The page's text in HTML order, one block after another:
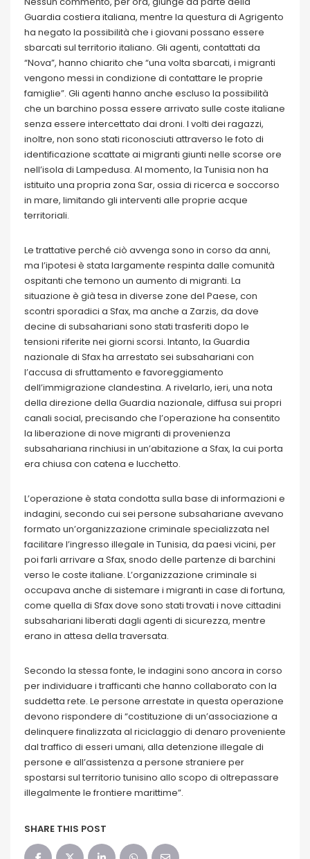
Guardia costiera italiana, mentre la questura di Agrigento
ha negato la possibilità che i giovani possano essere
sbarcati sul territorio italiano. Gli agenti, contattati da
“Nova”, hanno chiarito che “una volta sbarcati, i migranti
vengono messi in condizione di contattare le proprie
famiglie”. Gli agenti hanno anche escluso la possibilità
che un barchino possa essere arrivato sulle coste italiane
senza essere intercettato dai droni. I volti dei ragazzi,
inoltre, non sono stati riconosciuti attraverso le foto di
identificazione scattate ai migranti giunti nelle scorse ore
nell’isola di Lampedusa. Al momento, la Tunisia non ha
istituito una propria zona Sar, ossia di ricerca e soccorso
in mare, limitando gli interventi alle proprie acque
territoriali.
Le trattative perché ciò avvenga sono in corso da anni,
ma l’ipotesi è stata largamente respinta dalle comunità
ospitanti che temono un aumento di migranti. La
situazione è già tesa in diverse zone del Paese, con
scontri sporadici a Sfax, ma anche a Zarzis, da dove
decine di subsahariani sono stati trasferiti dopo le
tensioni riferite nei giorni scorsi. Intanto, la Guardia
nazionale di Sfax ha arrestato sei subsahariani con
l’accusa di sfruttamento e favoreggiamento
dell’immigrazione clandestina. A rivelarlo, ieri, una nota
della direzione della Guardia nazionale, diffusa sui propri
canali social, precisando che l’operazione ha consentito
la liberazione di nove migranti di provenienza
subsahariana rinchiusi in un’abitazione a Sfax, la cui porta
era chiusa con catena e lucchetto.
L’operazione è stata condotta sulla base di informazioni e
indagini, secondo cui sei persone subsahariane avevano
formato un’organizzazione criminale specializzata nel
facilitare l’ingresso illegale in Tunisia, da paesi vicini, per
poi farli arrivare a Sfax, snodo delle partenze di barchini
verso le coste italiane. L’organizzazione criminale si
occupava anche di sistemare i migranti in case di fortuna,
come quella di Sfax dove sono stati trovati i nove cittadini
subsahariani liberati dagli agenti di sicurezza, mentre
erano in attesa della traversata.
Secondo la stessa fonte, le indagini sono ancora in corso
per individuare i trafficanti che hanno collaborato con la
suddetta rete. Le persone arrestate in questa operazione
devono rispondere di “costituzione di un’associazione a
delinquere finalizzata al riciclaggio di denaro proveniente
dal traffico di esseri umani, alla detenzione illegale di
persone e all’assistenza a persone straniere per
spostarsi sul territorio tunisino allo scopo di oltrepassare
illegalmente le frontiere marittime”.
SHARE THIS POST